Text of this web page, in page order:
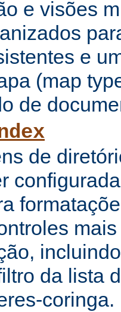
e visões
e
(map
de
de
da lista
coringa.